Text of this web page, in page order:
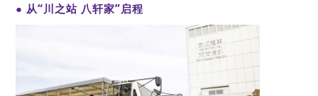
● 从“川之站 八轩家”启程